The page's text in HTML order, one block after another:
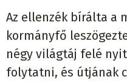
Az ellenzék bírálta a
kormányfő
négy világtáj felé
folytatni, és útjának